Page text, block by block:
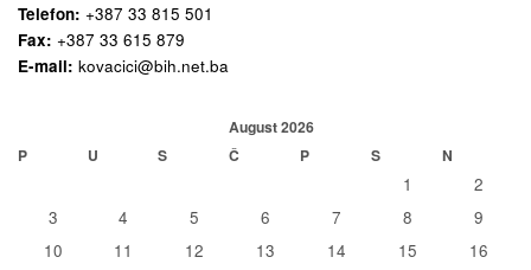
Telefon: +387 33 815 501
Fax: +387 33 615 879
E-mail: kovacici@bih.net.ba
August 2026
P
U S Č P S N
1
2
3
4 5 6 7 8
9
10
11 12 13 14 15
16